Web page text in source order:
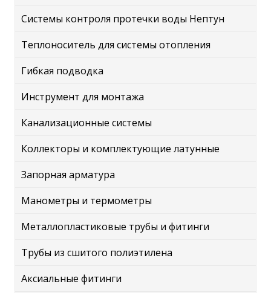
Системы контроля протечки воды Нептун
Теплоноситель для системы отопления
Гибкая подводка
Инструмент для монтажа
Канализационные системы
Коллекторы и комплектующие латунные
Запорная арматура
Манометры и термометры
Металлопластиковые трубы и фитинги
Трубы из сшитого полиэтилена
Аксиальные фитинги